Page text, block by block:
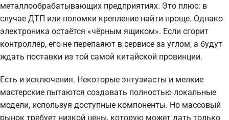
металлообрабатывающих предприятиях. Это плюс: в
случае ДТП или поломки крепление найти проще. Однако
электроника остаётся «чёрным ящиком». Если сгорит
контроллер, его не перепаяют в сервисе за углом, а будут
ждать поставки из той самой китайской провинции.
Есть и исключения. Некоторые энтузиасты и мелкие
мастерские пытаются создавать полностью локальные
модели, используя доступные компоненты. Но массовый
рынок требует низкой цены, которую может дать только